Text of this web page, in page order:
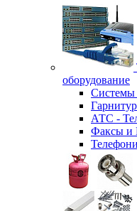
оборудование
Системы
АТС -
Факсы и